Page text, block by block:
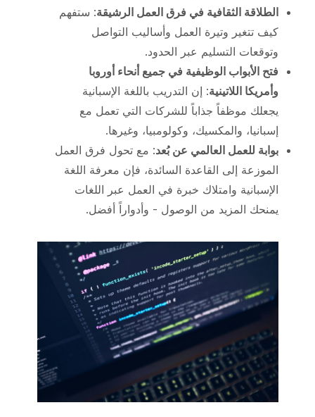
الطلاقة الثقافية في فرق العمل الرشيقة: ستفهم
كيف تتغير وتيرة العمل وأساليب التواصل
وتوقعات التسليم عبر الحدود.
فتح الأبواب الوظيفية في جميع أنحاء أوروبا
وأمريكا اللاتينية: إن التدريب باللغة الإسبانية
يجعلك موظفاً جذاباً للشركات التي تعمل مع
إسبانيا، والمكسيك، وكولومبيا، وغيرها.
بوابة للعمل العالمي عن بُعد: مع تحول فرق العمل
الموزعة إلى القاعدة السائدة، فإن معرفة اللغة
الإسبانية وامتلاك خبرة في العمل عبر اللغات
يمنحك المزيد من الوصول - وأدواراً أفضل.